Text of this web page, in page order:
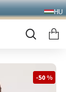
HU
-50 %